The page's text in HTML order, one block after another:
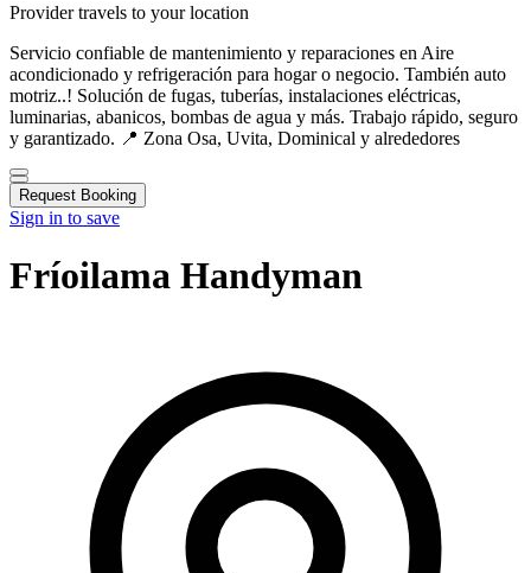
Provider travels to your location
Servicio confiable de mantenimiento y reparaciones en Aire
acondicionado y refrigeración para hogar o negocio. También auto
motriz..! Solución de fugas, tuberías, instalaciones eléctricas,
luminarias, abanicos, bombas de agua y más. Trabajo rápido, seguro
y garantizado. 📍 Zona Osa, Uvita, Dominical y alrededores
Request Booking
Sign in to save
Fríoilama Handyman